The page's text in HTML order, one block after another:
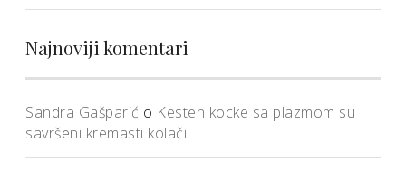
Najnoviji komentari
Sandra Gašparić o Kesten kocke sa plazmom su
savršeni kremasti kolači